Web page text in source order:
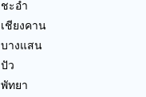
ชะอำ
เชียงคาน
บางแสน
ปัว
พัทยา